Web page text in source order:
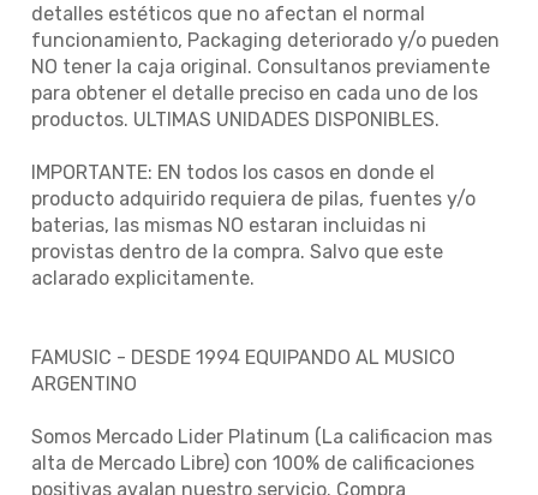
detalles estéticos que no afectan el normal
funcionamiento, Packaging deteriorado y/o pueden
NO tener la caja original. Consultanos previamente
para obtener el detalle preciso en cada uno de los
productos. ULTIMAS UNIDADES DISPONIBLES.
IMPORTANTE: EN todos los casos en donde el
producto adquirido requiera de pilas, fuentes y/o
baterias, las mismas NO estaran incluidas ni
provistas dentro de la compra. Salvo que este
aclarado explicitamente.
FAMUSIC - DESDE 1994 EQUIPANDO AL MUSICO
ARGENTINO
Somos Mercado Lider Platinum (La calificacion mas
alta de Mercado Libre) con 100% de calificaciones
positivas avalan nuestro servicio. Compra